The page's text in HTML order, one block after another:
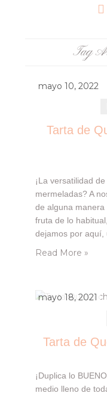
Tag
mayo 10, 2022
Tarta de
¡La versatilidad
mermeladas? A
de alguna
fruta de lo
dejamos por aquí,
Read More »
mayo 18, 2021
Tarta de
¡Duplica lo
medio lleno de